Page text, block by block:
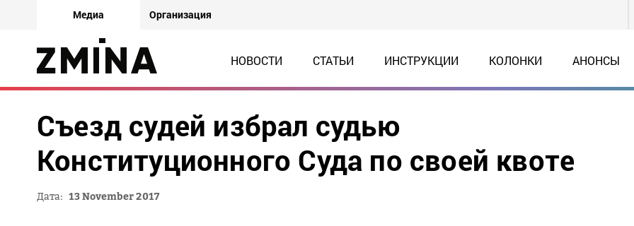
Медиа Организация
НОВОСТИ СТАТЬИ ИНСТРУКЦИИ КОЛОНКИ АНОНСЫ
Съезд судей избрал судью
Конституционного Суда по своей квоте
Дата: 13 November 2017